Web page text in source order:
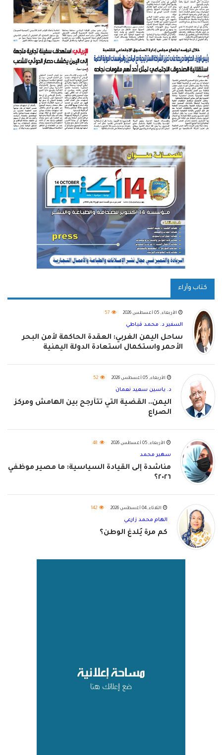
كتاب وآراء
الأربعاء, 05 أغسطس 2026 57
السفير د. محمد قباطي
ساحل اليمن الغربي: العقدة الحاكمة لأمن البحر
الأحمر واستكمال استعادة الدولة اليمنية
الأربعاء, 05 أغسطس 2026 52
د. ياسين سعيد نعمان
اليمن.. القضية التي تتأرجح بين الهامش ومركز
الصراع
الأربعاء, 05 أغسطس 2026 48
سهير محمد
مناشدة إلى القيادة السياسية: ما مصير موظفي
٢٠٢٦؟
الثلاثاء, 04 أغسطس 2026 142
الهام محمد زارعي
كم مرة يُلدغ الوطن؟